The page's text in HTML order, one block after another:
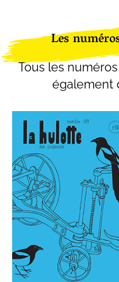
Les
Tous les
également